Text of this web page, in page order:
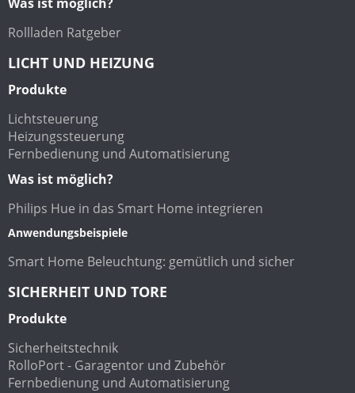
Rollladen Ratgeber
LICHT UND HEIZUNG
Produkte
Lichtsteuerung
Heizungssteuerung
Fernbedienung und Automatisierung
Was ist möglich?
Philips Hue in das Smart Home integrieren
Anwendungsbeispiele
Smart Home Beleuchtung: gemütlich und sicher
SICHERHEIT UND TORE
Produkte
Sicherheitstechnik
RolloPort - Garagentor und Zubehör
Fernbedienung und Automatisierung